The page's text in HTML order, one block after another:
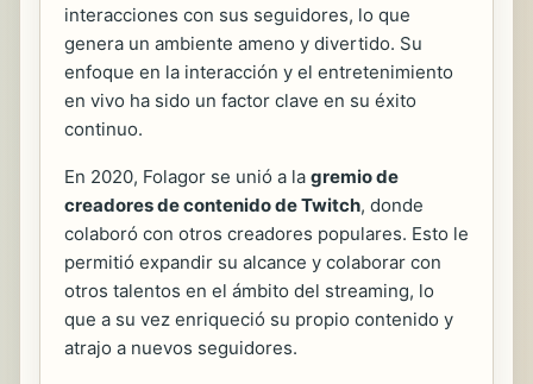
interacciones con sus seguidores, lo que
genera un ambiente ameno y divertido. Su
enfoque en la interacción y el entretenimiento
en vivo ha sido un factor clave en su éxito
continuo.
En 2020, Folagor se unió a la gremio de
creadores de contenido de Twitch, donde
colaboró con otros creadores populares. Esto le
permitió expandir su alcance y colaborar con
otros talentos en el ámbito del streaming, lo
que a su vez enriqueció su propio contenido y
atrajo a nuevos seguidores.